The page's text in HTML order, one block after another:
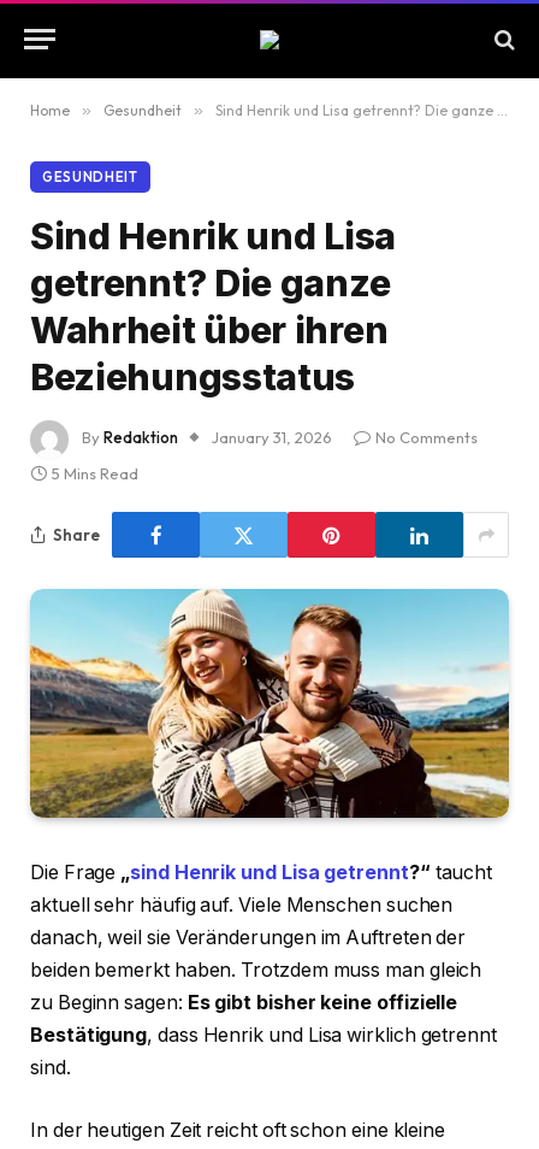
Home » Gesundheit » Sind Henrik und Lisa getrennt? Die ganze Wahrheit über ihren Beziehungsstatus
GESUNDHEIT
Sind Henrik und Lisa
getrennt? Die ganze
Wahrheit über ihren
Beziehungsstatus
ByRedaktion January 31, 2026
No Comments
5 Mins Read
Share
Die Frage „sind Henrik und Lisa getrennt?“ taucht
aktuell sehr häufig auf. Viele Menschen suchen
danach, weil sie Veränderungen im Auftreten der
beiden bemerkt haben. Trotzdem muss man gleich
zu Beginn sagen: Es gibt bisher keine offizielle
Bestätigung, dass Henrik und Lisa wirklich getrennt
sind.
In der heutigen Zeit reicht oft schon eine kleine